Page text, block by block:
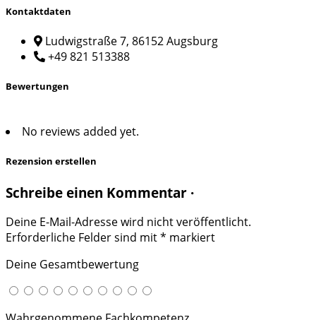
Kontaktdaten
Ludwigstraße 7, 86152 Augsburg
+49 821 513388
Bewertungen
No reviews added yet.
Rezension erstellen
Schreibe einen Kommentar ·
Deine E-Mail-Adresse wird nicht veröffentlicht.
Erforderliche Felder sind mit* markiert
Deine Gesamtbewertung